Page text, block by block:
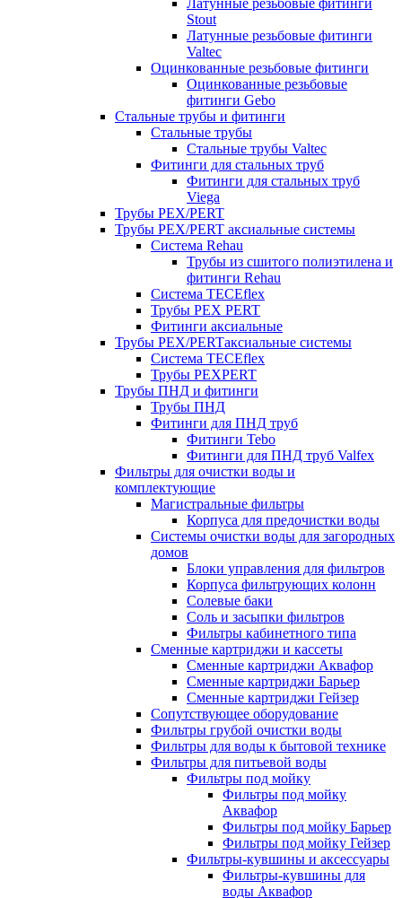
Латунные резьбовые фитинги
Stout
Латунные резьбовые фитинги
Valtec
Оцинкованные резьбовые фитинги
Оцинкованные резьбовые
фитинги Gebo
Стальные трубы и фитинги
Стальные трубы
Стальные трубы Valtec
Фитинги для стальных труб
Фитинги для стальных труб
Viega
Трубы PEX/PERT
Трубы PEX/PERT аксиальные системы
Система Rehau
Трубы из сшитого полиэтилена и
фитинги Rehau
Система TECEflex
Трубы PEX PERT
Фитинги аксиальные
Трубы PEX/PERTаксиальные системы
Система TECEflex
Трубы PEXPERT
Трубы ПНД и фитинги
Трубы ПНД
Фитинги для ПНД труб
Фитинги Tebo
Фитинги для ПНД труб Valfex
Фильтры для очистки воды и
комплектующие
Магистральные фильтры
Корпуса для предочистки воды
Системы очистки воды для загородных
домов
Блоки управления для фильтров
Корпуса фильтрующих колонн
Солевые баки
Соль и засыпки фильтров
Фильтры кабинетного типа
Сменные картриджи и кассеты
Сменные картриджи Аквафор
Сменные картриджи Барьер
Сменные картриджи Гейзер
Сопутствующее оборудование
Фильтры грубой очистки воды
Фильтры для воды к бытовой технике
Фильтры для питьевой воды
Фильтры под мойку
Фильтры под мойку
Аквафор
Фильтры под мойку Барьер
Фильтры под мойку Гейзер
Фильтры-кувшины и аксессуары
Фильтры-кувшины для
воды Аквафор